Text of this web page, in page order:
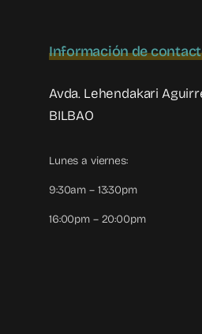
Información de
Avda. Lehendakari
BILBAO
Lunes a viernes:
9:30am – 13:30pm
16:00pm – 20:00pm